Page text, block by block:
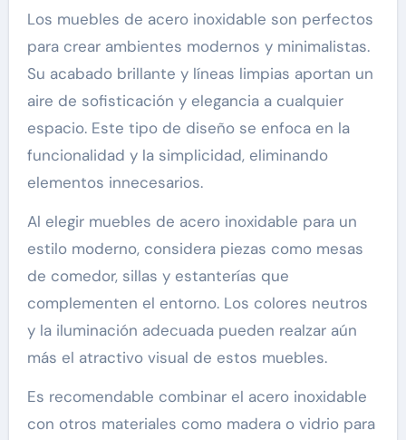
Los muebles de acero inoxidable son perfectos
para crear ambientes modernos y minimalistas.
Su acabado brillante y líneas limpias aportan un
aire de sofisticación y elegancia a cualquier
espacio. Este tipo de diseño se enfoca en la
funcionalidad y la simplicidad, eliminando
elementos innecesarios.
Al elegir muebles de acero inoxidable para un
estilo moderno, considera piezas como mesas
de comedor, sillas y estanterías que
complementen el entorno. Los colores neutros
y la iluminación adecuada pueden realzar aún
más el atractivo visual de estos muebles.
Es recomendable combinar el acero inoxidable
con otros materiales como madera o vidrio para